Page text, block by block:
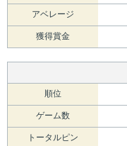
アベレージ
獲得賞金
順位
ゲーム数
トータルピン